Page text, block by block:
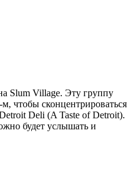
Slum Village. Эту группу
чтобы сконцентрироваться
Deli (A Taste of Detroit).
будет услышать и